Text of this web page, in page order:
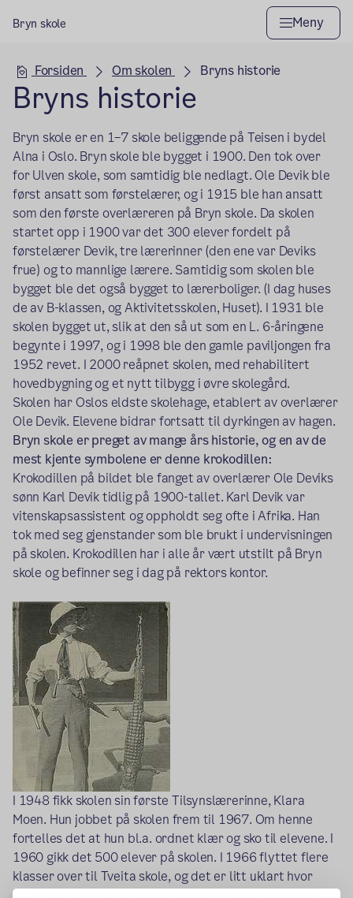
Bryn skole Meny
Hovedseksjon
Forsiden Om skolen Bryns historie
Bryns historie
Bryn skole er en 1–7 skole beliggende på Teisen i bydel
Alna i Oslo. Bryn skole ble bygget i 1900. Den tok over
for Ulven skole, som samtidig ble nedlagt. Ole Devik ble
først ansatt som førstelærer, og i 1915 ble han ansatt
som den første overlæreren på Bryn skole. Da skolen
startet opp i 1900 var det 300 elever fordelt på
førstelærer Devik, tre lærerinner (den ene var Deviks
frue) og to mannlige lærere. Samtidig som skolen ble
bygget ble det også bygget to lærerboliger. (I dag huses
de av B-klassen, og Aktivitetsskolen, Huset). I 1931 ble
skolen bygget ut, slik at den så ut som en L. 6-åringene
begynte i 1997, og i 1998 ble den gamle paviljongen fra
1952 revet. I 2000 reåpnet skolen, med rehabilitert
hovedbygning og et nytt tilbygg i øvre skolegård.
Skolen har Oslos eldste skolehage, etablert av overlærer
Ole Devik. Elevene bidrar fortsatt til dyrkingen av hagen.
Bryn skole er preget av mange års historie, og en av de
mest kjente symbolene er denne krokodillen:
Krokodillen på bildet ble fanget av overlærer Ole Deviks
sønn Karl Devik tidlig på 1900-tallet. Karl Devik var
vitenskapsassistent og oppholdt seg ofte i Afrika. Han
tok med seg gjenstander som ble brukt i undervisningen
på skolen. Krokodillen har i alle år vært utstilt på Bryn
skole og befinner seg i dag på rektors kontor.
I 1948 fikk skolen sin første Tilsynslærerinne, Klara
Moen. Hun jobbet på skolen frem til 1967. Om henne
fortelles det at hun bl.a. ordnet klær og sko til elevene. I
1960 gikk det 500 elever på skolen. I 1966 flyttet flere
klasser over til Tveita skole, og det er litt uklart hvor